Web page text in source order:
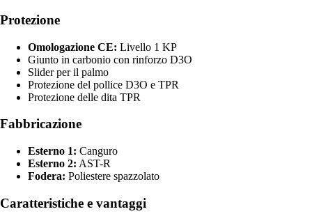
Protezione
Omologazione CE: Livello 1 KP
Giunto in carbonio con rinforzo D3O
Slider per il palmo
Protezione del pollice D3O e TPR
Protezione delle dita TPR
Fabbricazione
Esterno 1: Canguro
Esterno 2: AST-R
Fodera: Poliestere spazzolato
Caratteristiche e vantaggi